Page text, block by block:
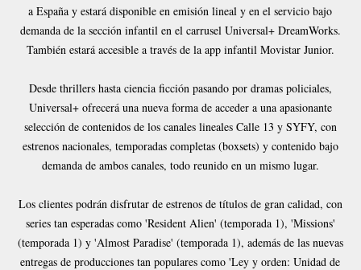
a España y estará disponible en emisión lineal y en el servicio bajo
demanda de la sección infantil en el carrusel Universal+ DreamWorks.
También estará accesible a través de la app infantil Movistar Junior.
Desde thrillers hasta ciencia ficción pasando por dramas policiales,
Universal+ ofrecerá una nueva forma de acceder a una apasionante
selección de contenidos de los canales lineales Calle 13 y SYFY, con
estrenos nacionales, temporadas completas (boxsets) y contenido bajo
demanda de ambos canales, todo reunido en un mismo lugar.
Los clientes podrán disfrutar de estrenos de títulos de gran calidad, con
series tan esperadas como 'Resident Alien' (temporada 1), 'Missions'
(temporada 1) y 'Almost Paradise' (temporada 1), además de las nuevas
entregas de producciones tan populares como 'Ley y orden: Unidad de